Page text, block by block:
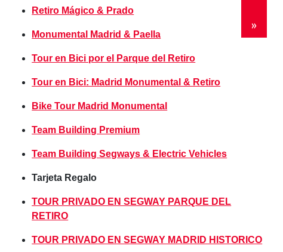
»
Retiro Mágico & Prado
Monumental Madrid & Paella
Tour en Bici por el Parque del Retiro
Tour en Bici: Madrid Monumental & Retiro
Bike Tour Madrid Monumental
Team Building Premium
Team Building Segways & Electric Vehicles
Tarjeta Regalo
TOUR PRIVADO EN SEGWAY PARQUE DEL
RETIRO
TOUR PRIVADO EN SEGWAY MADRID HISTORICO